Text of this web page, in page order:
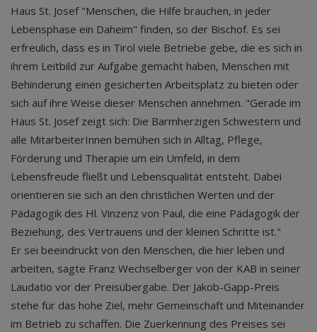
Haus St. Josef "Menschen, die Hilfe brauchen, in jeder
Lebensphase ein Daheim" finden, so der Bischof. Es sei
erfreulich, dass es in Tirol viele Betriebe gebe, die es sich in
ihrem Leitbild zur Aufgabe gemacht haben, Menschen mit
Behinderung einen gesicherten Arbeitsplatz zu bieten oder
sich auf ihre Weise dieser Menschen annehmen. "Gerade im
Haus St. Josef zeigt sich: Die Barmherzigen Schwestern und
alle MitarbeiterInnen bemühen sich in Alltag, Pflege,
Förderung und Therapie um ein Umfeld, in dem
Lebensfreude fließt und Lebensqualität entsteht. Dabei
orientieren sie sich an den christlichen Werten und der
Pädagogik des Hl. Vinzenz von Paul, die eine Pädagogik der
Beziehung, des Vertrauens und der kleinen Schritte ist."
Er sei beeindruckt von den Menschen, die hier leben und
arbeiten, sagte Franz Wechselberger von der KAB in seiner
Laudatio vor der Preisübergabe. Der Jakob-Gapp-Preis
stehe für das hohe Ziel, mehr Gemeinschaft und Miteinander
im Betrieb zu schaffen. Die Zuerkennung des Preises sei